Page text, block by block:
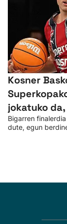
Kosner
jokatuko
Bigarren
dute, egun